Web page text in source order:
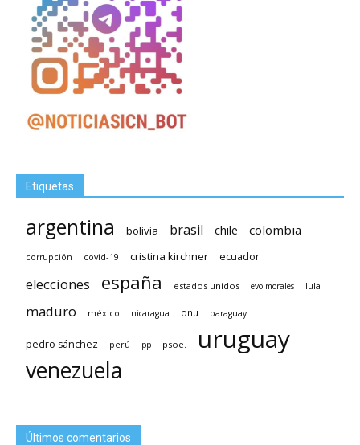
Etiquetas
argentina bolivia brasil chile colombia
corrupción covid-19 cristina kirchner ecuador
elecciones españa estados unidos evo morales lula
maduro méxico nicaragua onu paraguay
pedro sánchez perú pp psoe. uruguay
venezuela
Últimos comentarios